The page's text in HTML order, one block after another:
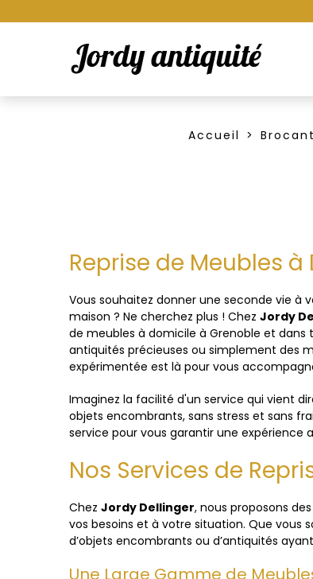
Accueil
Reprise de Meubles
Vous souhaitez donner une seconde vie à
maison ? Ne cherchez plus ! Chez Jordy
de meubles à domicile à Grenoble et dans
antiquités précieuses ou simplement des
expérimentée est là pour vous
Imaginez la facilité d'un service qui vient
objets encombrants, sans stress et sans
service pour vous garantir une expérience
Nos Services de
Chez Jordy Dellinger, nous proposons
vos besoins et à votre situation. Que vous
d’objets encombrants ou d’antiquités
Une Large Gamme de